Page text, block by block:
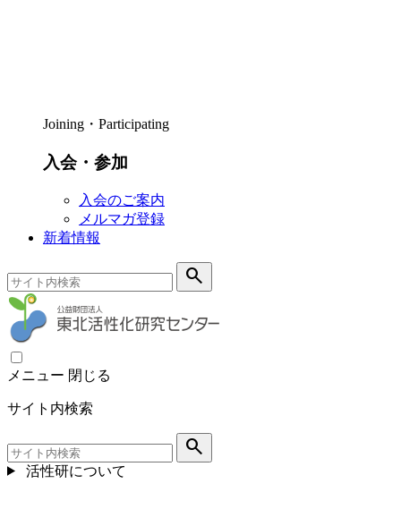
Joining・Participating
入会・参加
入会のご案内
メルマガ登録
新着情報
search
メニュー 閉じる
サイト内検索
search
活性研について